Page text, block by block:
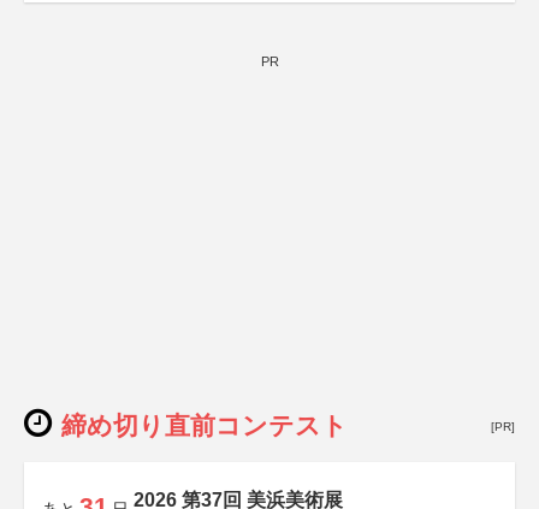
PR
締め切り直前コンテスト [PR]
2026 第37回 美浜美術展